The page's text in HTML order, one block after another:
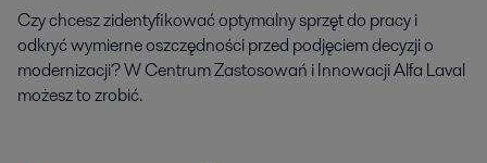
Czy chcesz zidentyfikować optymalny sprzęt do pracy i
odkryć wymierne oszczędności przed podjęciem decyzji o
modernizacji? W Centrum Zastosowań i Innowacji Alfa Laval
możesz to zrobić.